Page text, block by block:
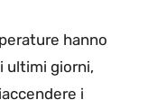
hanno
ultimi giorni,
i